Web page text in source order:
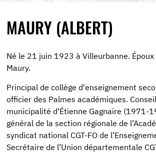
MAURY (ALBERT)
Né le 21 juin 1923 à Villeurbanne.
Maury.
Principal de collège d'enseignement
officier des Palmes académiques.
municipalité d'Étienne Gagnaire (1971-
général de la section régionale de
syndicat national CGT-FO de
Secrétaire de l’Union départementale